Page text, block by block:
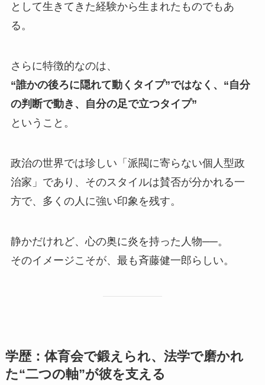
として生きてきた経験から生まれたものでもあ
る。
さらに特徴的なのは、
“誰かの後ろに隠れて動くタイプ”ではなく、“自分
の判断で動き、自分の足で立つタイプ”
ということ。
政治の世界では珍しい「派閥に寄らない個人型政
治家」であり、そのスタイルは賛否が分かれる一
方で、多くの人に強い印象を残す。
静かだけれど、心の奥に炎を持った人物──。
そのイメージこそが、最も斉藤健一郎らしい。
学歴：体育会で鍛えられ、法学で磨かれ
た“二つの軸”が彼を支える